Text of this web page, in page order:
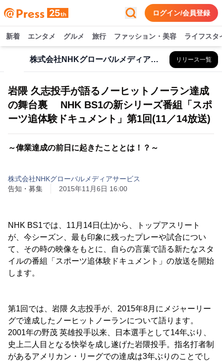
ログイン/会員登録
新着 エンタメ グルメ 旅行 ファッション・美容 ライフスタ
株式会社NHKグローバルメディアサービス リリース一覧
岩隈 久志投手が語るノーヒットノーラン達成
の舞台裏 NHK BS1の新シリーズ番組「スポ
ーツ追体験ドキュメント」第1回(11／14放送)
～偉業達成の前日に起きたこととは！？～
株式会社NHKグローバルメディアサービス
告知・募集
2015年11月6日 16:00
NHK BS1では、11月14日(土)から、トップアスリート
が、今シーズン、最も印象に残ったプレーや試合につい
て、その時の映像をもとに、自らの言葉で語る新たなスタ
イルの番組「スポーツ追体験ドキュメント」の放送を開始
します。
第1回では、岩隈 久志投手が、2015年8月にメジャーリー
グで達成したノーヒットノーランについて語ります。
2001年の野茂 英雄投手以来、日本選手として14年ぶり、
史上二人目となる快挙を成し遂げた岩隈投手。指名打者制
があるアメリカン・リーグでの達成は3年ぶりのことでし